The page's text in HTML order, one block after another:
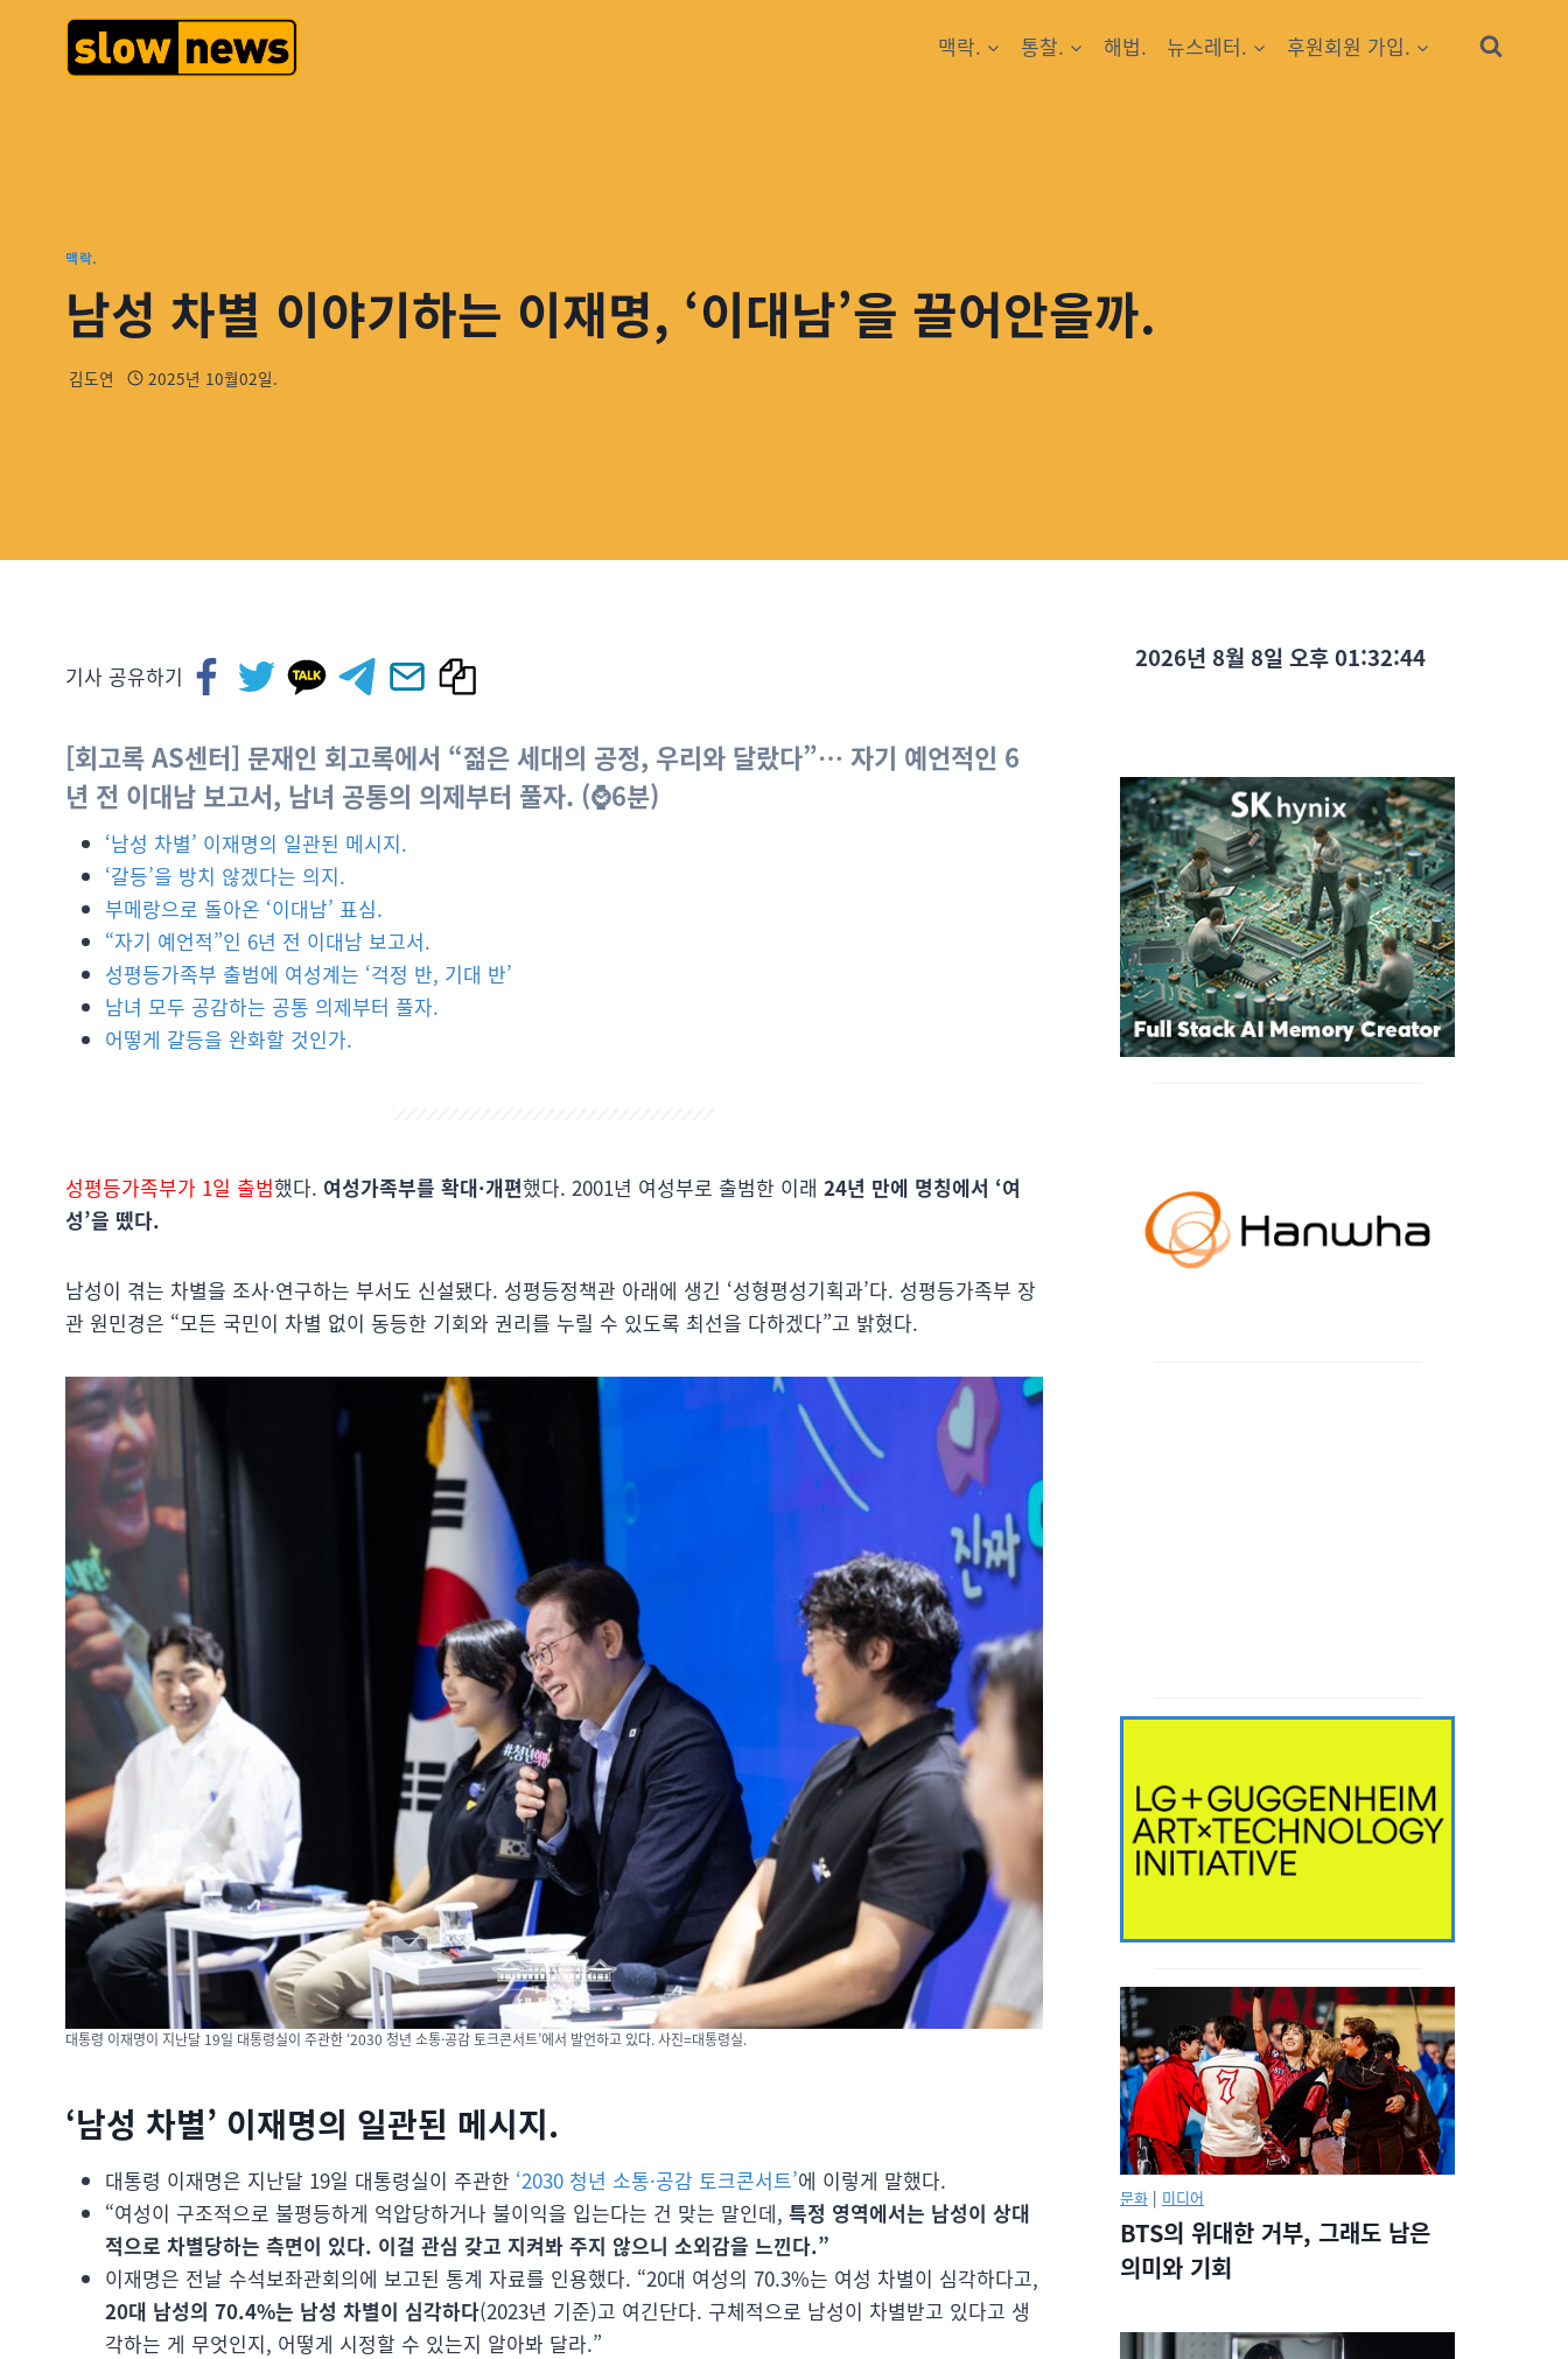
맥락. 통찰. 해법. 뉴스레터. 후원회원 가입.
맥락.
남성 차별 이야기하는 이재명, ‘이대남’을 끌어안을까.
김도연 2025년 10월02일.
기사 공유하기
[회고록 AS센터] 문재인 회고록에서 “젊은 세대의 공정, 우리와 달랐다”… 자기 예언적인 6
년 전 이대남 보고서, 남녀 공통의 의제부터 풀자. (⌚6분)
‘남성 차별’ 이재명의 일관된 메시지.
‘갈등’을 방치 않겠다는 의지.
부메랑으로 돌아온 ‘이대남’ 표심.
“자기 예언적”인 6년 전 이대남 보고서.
성평등가족부 출범에 여성계는 ‘걱정 반, 기대 반’
남녀 모두 공감하는 공통 의제부터 풀자.
어떻게 갈등을 완화할 것인가.
성평등가족부가 1일 출범했다. 여성가족부를 확대·개편했다. 2001년 여성부로 출범한 이래 24년 만에 명칭에서 ‘여
성’을 뗐다.
남성이 겪는 차별을 조사·연구하는 부서도 신설됐다. 성평등정책관 아래에 생긴 ‘성형평성기획과’다. 성평등가족부 장
관 원민경은 “모든 국민이 차별 없이 동등한 기회와 권리를 누릴 수 있도록 최선을 다하겠다”고 밝혔다.
대통령 이재명이 지난달 19일 대통령실이 주관한 ‘2030 청년 소통·공감 토크콘서트’에서 발언하고 있다. 사진=대통령실.
‘남성 차별’ 이재명의 일관된 메시지.
대통령 이재명은 지난달 19일 대통령실이 주관한 ‘2030 청년 소통·공감 토크콘서트’에 이렇게 말했다.
“여성이 구조적으로 불평등하게 억압당하거나 불이익을 입는다는 건 맞는 말인데, 특정 영역에서는 남성이 상대
적으로 차별당하는 측면이 있다. 이걸 관심 갖고 지켜봐 주지 않으니 소외감을 느낀다.”
이재명은 전날 수석보좌관회의에 보고된 통계 자료를 인용했다. “20대 여성의 70.3%는 여성 차별이 심각하다고,
20대 남성의 70.4%는 남성 차별이 심각하다(2023년 기준)고 여긴단다. 구체적으로 남성이 차별받고 있다고 생
각하는 게 무엇인지, 어떻게 시정할 수 있는지 알아봐 달라.”
2026년 8월 8일 오후 01:32:46
문화 | 미디어
BTS의 위대한 거부, 그래도 남은
의미와 기회